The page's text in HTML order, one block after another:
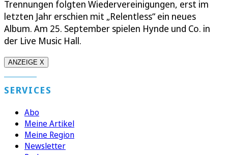
Trennungen folgten Wiedervereinigungen, erst im
letzten Jahr erschien mit „Relentless“ ein neues
Album. Am 25. September spielen Hynde und Co. in
der Live Music Hall.
ANZEIGE X
SERVICES
Abo
Meine Artikel
Meine Region
Newsletter